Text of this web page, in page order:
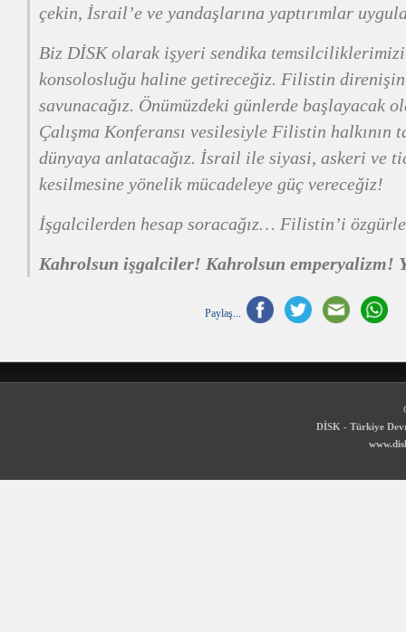
çekin, İsrail’e ve yandaşlarına yaptırımlar
Biz DİSK olarak işyeri sendika
konsolosluğu haline getireceğiz. Filistin
savunacağız. Önümüzdeki günlerde başlayacak
Çalışma Konferansı vesilesiyle Filistin halkının
dünyaya anlatacağız. İsrail ile siyasi, askeri ve
kesilmesine yönelik mücadeleye güç vereceğiz!
İşgalcilerden hesap soracağız… Filistin’i
Kahrolsun işgalciler! Kahrolsun emperyalizm!
Paylaş...
DİSK - Türkiye